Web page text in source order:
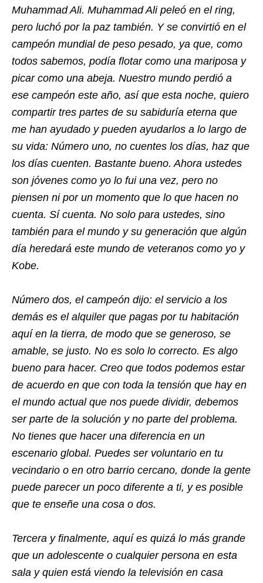
Muhammad Ali. Muhammad Ali peleó en el ring,
pero luchó por la paz también. Y se convirtió en el
campeón mundial de peso pesado, ya que, como
todos sabemos, podía flotar como una mariposa y
picar como una abeja. Nuestro mundo perdió a
ese campeón este año, así que esta noche, quiero
compartir tres partes de su sabiduría eterna que
me han ayudado y pueden ayudarlos a lo largo de
su vida: Número uno, no cuentes los días, haz que
los días cuenten. Bastante bueno. Ahora ustedes
son jóvenes como yo lo fui una vez, pero no
piensen ni por un momento que lo que hacen no
cuenta. Sí cuenta. No solo para ustedes, sino
también para el mundo y su generación que algún
día heredará este mundo de veteranos como yo y
Kobe.
Número dos, el campeón dijo: el servicio a los
demás es el alquiler que pagas por tu habitación
aquí en la tierra, de modo que se generoso, se
amable, se justo. No es solo lo correcto. Es algo
bueno para hacer. Creo que todos podemos estar
de acuerdo en que con toda la tensión que hay en
el mundo actual que nos puede dividir, debemos
ser parte de la solución y no parte del problema.
No tienes que hacer una diferencia en un
escenario global. Puedes ser voluntario en tu
vecindario o en otro barrio cercano, donde la gente
puede parecer un poco diferente a ti, y es posible
que te enseñe una cosa o dos.
Tercera y finalmente, aquí es quizá lo más grande
que un adolescente o cualquier persona en esta
sala y quien está viendo la televisión en casa